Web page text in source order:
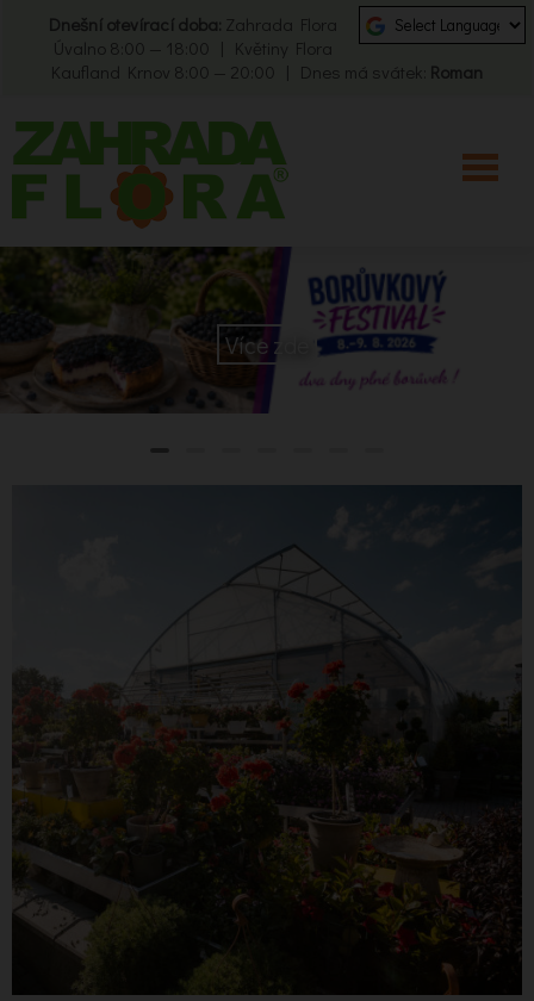
Dnešní otevírací doba: Zahrada Flora
Úvalno 8:00 — 18:00 | Květiny Flora
Kaufland Krnov 8:00 — 20:00 | Dnes má svátek: Roman
Více zde